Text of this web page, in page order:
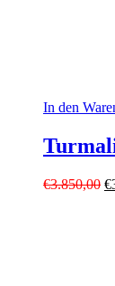
In den
€3.850,00 €